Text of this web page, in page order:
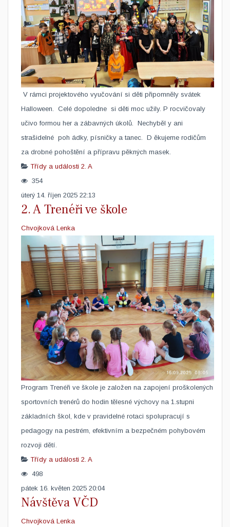
V rámci projektového vyučování si děti připomněly svátek
Halloween. Celé dopoledne si děti moc užily. P rocvičovaly
učivo formou her a zábavných úkolů. Nechyběl y ani
strašidelné poh ádky, písničky a tanec. D ěkujeme rodičům
za drobné pohoštění a přípravu pěkných masek.
Třídy a události 2. A
354
úterý 14. říjen 2025 22:13
2. A Trenéři ve škole
Chvojková Lenka
​Program Trenéři ve škole je založen na zapojení proškolených
sportovních trenérů do hodin tělesné výchovy na 1.stupni
základních škol, kde v pravidelné rotaci spolupracují s
pedagogy na pestrém, efektivním a bezpečném pohybovém
rozvoji dětí.
Třídy a události 2. A
498
pátek 16. květen 2025 20:04
Návštěva VČD
Chvojková Lenka